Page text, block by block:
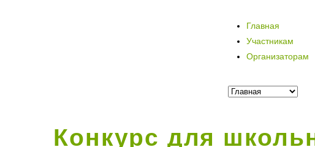
Главная
Участникам
Организаторам
Конкурс для